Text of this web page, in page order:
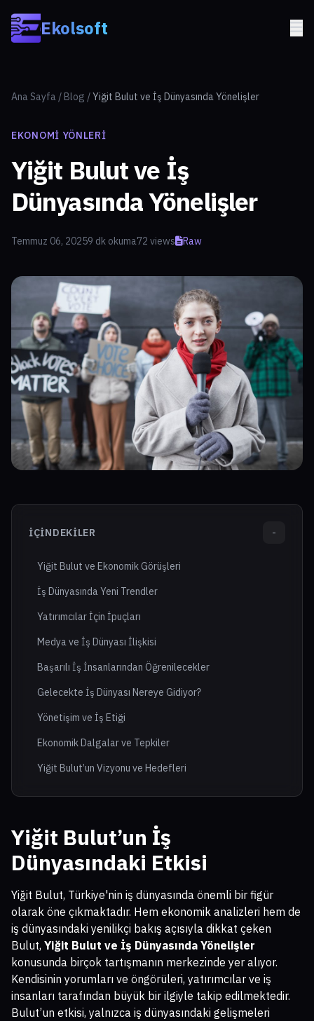
Ekolsoft
Ana Sayfa / Blog /Yiğit Bulut ve İş Dünyasında Yönelişler
EKONOMI YÖNLERI
Yiğit Bulut ve İş
Dünyasında Yönelişler
Temmuz 06, 20259 dk okuma72 views Raw
İÇINDEKILER -
Yiğit Bulut ve Ekonomik Görüşleri
İş Dünyasında Yeni Trendler
Yatırımcılar İçin İpuçları
Medya ve İş Dünyası İlişkisi
Başarılı İş İnsanlarından Öğrenilecekler
Gelecekte İş Dünyası Nereye Gidiyor?
Yönetişim ve İş Etiği
Ekonomik Dalgalar ve Tepkiler
Yiğit Bulut’un Vizyonu ve Hedefleri
Yiğit Bulut’un İş
Dünyasındaki Etkisi
Yiğit Bulut, Türkiye'nin iş dünyasında önemli bir figür
olarak öne çıkmaktadır. Hem ekonomik analizleri hem de
iş dünyasındaki yenilikçi bakış açısıyla dikkat çeken
Bulut, Yiğit Bulut ve İş Dünyasında Yönelişler
konusunda birçok tartışmanın merkezinde yer alıyor.
Kendisinin yorumları ve öngörüleri, yatırımcılar ve iş
insanları tarafından büyük bir ilgiyle takip edilmektedir.
Bulut’un etkisi, yalnızca iş dünyasındaki gelişmeleri